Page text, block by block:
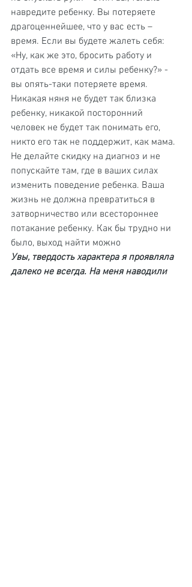
навредите ребенку. Вы потеряете
драгоценнейшее, что у вас есть –
время. Если вы будете жалеть себя:
«Ну, как же это, бросить работу и
отдать все время и силы ребенку?» -
вы опять-таки потеряете время.
Никакая няня не будет так близка
ребенку, никакой посторонний
человек не будет так понимать его,
никто его так не поддержит, как мама.
Не делайте скидку на диагноз и не
попускайте там, где в ваших силах
изменить поведение ребенка. Ваша
жизнь не должна превратиться в
затворничество или всестороннее
потакание ребенку. Как бы трудно ни
было, выход найти можно
Увы, твердость характера я проявляла
далеко не всегда. На меня наводили